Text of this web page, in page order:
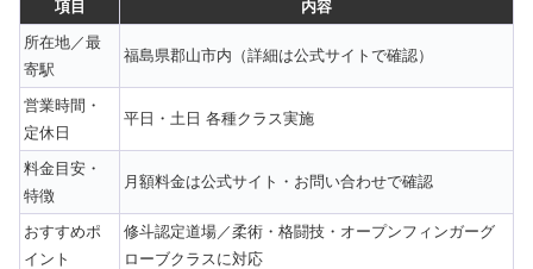
項目
内容
所在地／最
寄駅
福島県郡山市内（詳細は公式サイトで確認）
営業時間・
定休日
平日・土日 各種クラス実施
料金目安・
特徴
月額料金は公式サイト・お問い合わせで確認
おすすめポ
イント
修斗認定道場／柔術・格闘技・オープンフィンガーグ
ローブクラスに対応